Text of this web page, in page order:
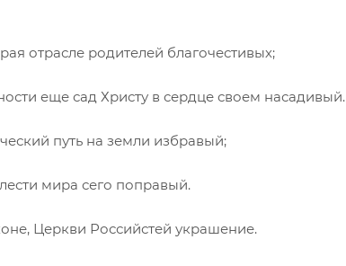
отрасле родителей благочестивых;
еще сад Христу в сердце своем насадивый.
путь на земли избравый;
мира сего поправый.
Церкви Российстей украшение.